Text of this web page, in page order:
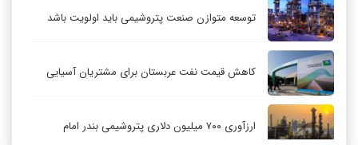
توسعه متوازن صنعت پتروشیمی باید اولویت باشد
کاهش قیمت نفت عربستان برای مشتریان آسیایی
ارزآوری ۷۰۰ میلیون دلاری پتروشیمی بندر امام